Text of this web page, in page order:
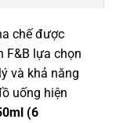
chế được
F&B lựa chọn
và khả năng
uống hiện
(6